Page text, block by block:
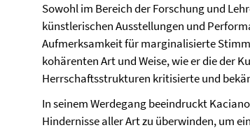
Sowohl im Bereich der Forschung und
künstlerischen Ausstellungen und
Aufmerksamkeit für marginalisierte
kohärenten Art und Weise, wie er die der
Herrschaftsstrukturen kritisierte und
In seinem Werdegang beeindruckt
Hindernisse aller Art zu überwinden, um